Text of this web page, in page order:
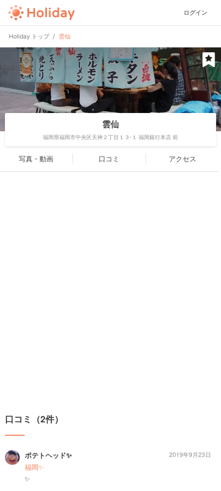
ログイン
Holiday トップ 雲仙
雲仙
福岡県福岡市中央区天神２丁目１３-１ 福岡銀行本店 前
写真・動画 口コミ アクセス
口コミ（2件）
ポテトヘッド✨
福岡✨
✨
2019年9月23日